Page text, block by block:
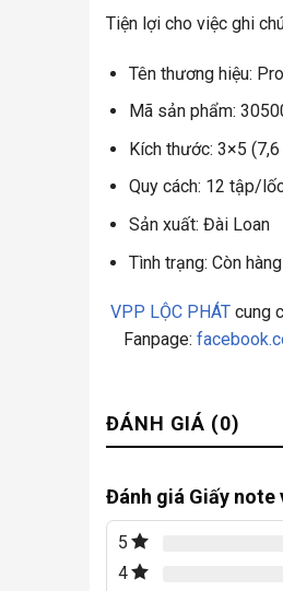
Tiện lợi cho việc ghi
Tên thương hiệu:
Mã sản phẩm:
Kích thước: 3×5
Quy cách: 12 tập/
Sản xuất: Đài Loan
Tình trạng: Còn hàng
VPP LỘC PHÁT cung
Fanpage:
ĐÁNH GIÁ (0)
Đánh giá Giấy note
5
4